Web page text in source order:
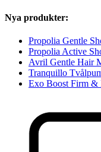
Nya produkter:
Propolia Gentle
Propolia Active
Avril Gentle Hair
Tranquillo
Exo Boost Firm &